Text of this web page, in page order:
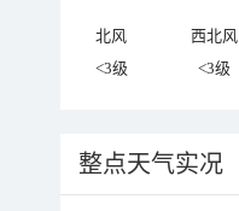
北风 西北风
<3级
<3级
整点天气实况